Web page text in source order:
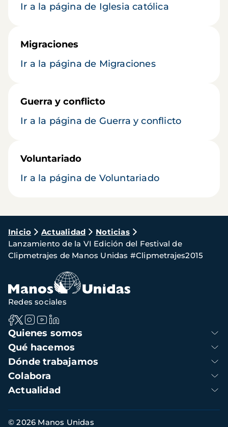
Ir a la página de Iglesia católica
Migraciones
Ir a la página de Migraciones
Guerra y conflicto
Ir a la página de Guerra y conflicto
Voluntariado
Ir a la página de Voluntariado
Ruta
de
navegación
Inicio Actualidad
Noticias
Lanzamiento de la VI Edición del Festival de
Clipmetrajes de Manos Unidas #Clipmetrajes2015
Navegación
principal
Quienes somos
Qué hacemos
Dónde trabajamos
Colabora
Actualidad
Redes sociales
Información
© 2026 Manos Unidas